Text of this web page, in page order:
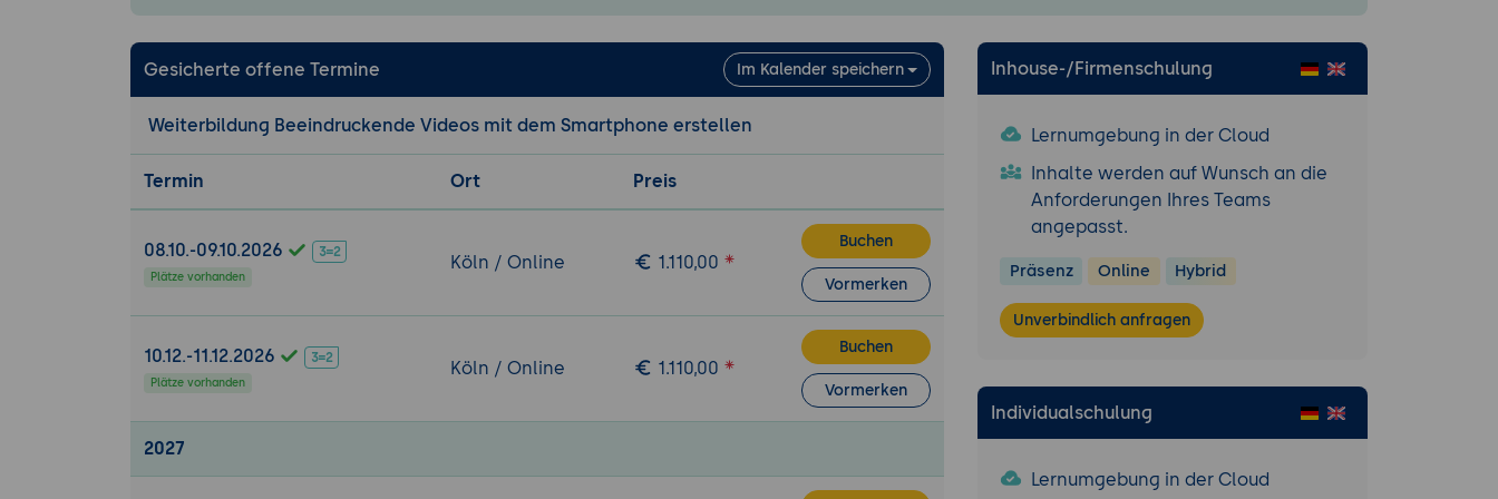
Gesicherte offene Termine Im Kalender speichern
Weiterbildung Beeindruckende Videos mit dem Smartphone erstellen
Termin Ort Preis
08.10.-09.10.2026
Plätze vorhanden
Köln / Online 1.110,00
Buchen
Vormerken
10.12.-11.12.2026
Plätze vorhanden
Köln / Online 1.110,00
Buchen
Vormerken
2027
Inhouse-/Firmenschulung
Lernumgebung in der Cloud
Inhalte werden auf Wunsch an die
Anforderungen Ihres Teams
angepasst.
Präsenz Online Hybrid
Unverbindlich anfragen
Individualschulung
Lernumgebung in der Cloud